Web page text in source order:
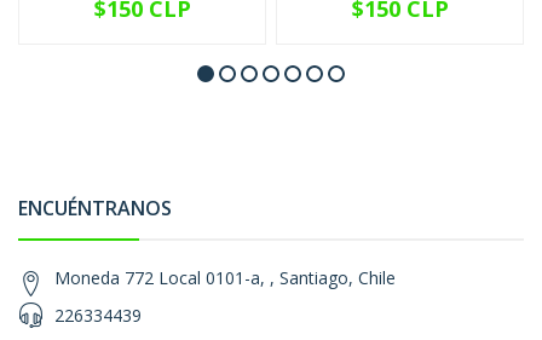
$150 CLP $150 CLP
ENCUÉNTRANOS
Moneda 772 Local 0101-a, , Santiago, Chile
226334439